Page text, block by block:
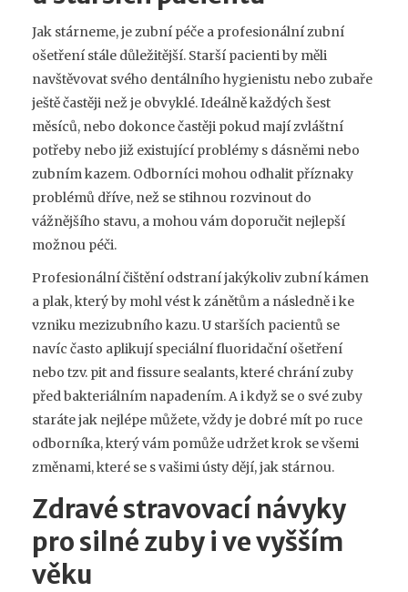
Jak stárneme, je zubní péče a profesionální zubní
ošetření stále důležitější. Starší pacienti by měli
navštěvovat svého dentálního hygienistu nebo zubaře
ještě častěji než je obvyklé. Ideálně každých šest
měsíců, nebo dokonce častěji pokud mají zvláštní
potřeby nebo již existující problémy s dásněmi nebo
zubním kazem. Odborníci mohou odhalit příznaky
problémů dříve, než se stihnou rozvinout do
vážnějšího stavu, a mohou vám doporučit nejlepší
možnou péči.
Profesionální čištění odstraní jakýkoliv zubní kámen
a plak, který by mohl vést k zánětům a následně i ke
vzniku mezizubního kazu. U starších pacientů se
navíc často aplikují speciální fluoridační ošetření
nebo tzv. pit and fissure sealants, které chrání zuby
před bakteriálním napadením. A i když se o své zuby
staráte jak nejlépe můžete, vždy je dobré mít po ruce
odborníka, který vám pomůže udržet krok se všemi
změnami, které se s vašimi ústy dějí, jak stárnou.
Zdravé stravovací návyky
pro silné zuby i ve vyšším
věku